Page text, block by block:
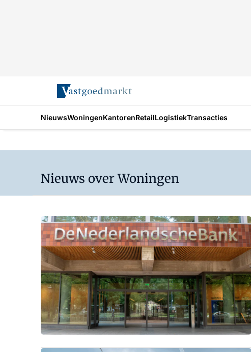
NieuwsWoningenKantorenRetailLogistiekTransacties
Nieuws over Woningen